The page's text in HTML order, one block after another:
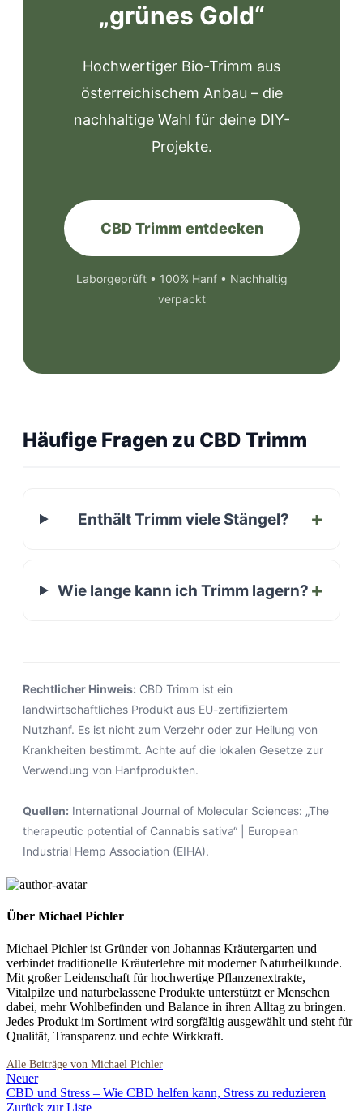
„grünes Gold“
Hochwertiger Bio-Trimm aus
österreichischem Anbau – die
nachhaltige Wahl für deine DIY-
Projekte.
CBD Trimm entdecken
Laborgeprüft • 100% Hanf • Nachhaltig
verpackt
Häufige Fragen zu CBD Trimm
Enthält Trimm viele Stängel?
Wie lange kann ich Trimm lagern?
Rechtlicher Hinweis: CBD Trimm ist ein
landwirtschaftliches Produkt aus EU-zertifiziertem
Nutzhanf. Es ist nicht zum Verzehr oder zur Heilung von
Krankheiten bestimmt. Achte auf die lokalen Gesetze zur
Verwendung von Hanfprodukten.
Quellen: International Journal of Molecular Sciences: „The
therapeutic potential of Cannabis sativa“ | European
Industrial Hemp Association (EIHA).
Über Michael Pichler
Michael Pichler ist Gründer von Johannas Kräutergarten und
verbindet traditionelle Kräuterlehre mit moderner Naturheilkunde.
Mit großer Leidenschaft für hochwertige Pflanzenextrakte,
Vitalpilze und naturbelassene Produkte unterstützt er Menschen
dabei, mehr Wohlbefinden und Balance in ihren Alltag zu bringen.
Jedes Produkt im Sortiment wird sorgfältig ausgewählt und steht für
Qualität, Transparenz und echte Wirkkraft.
Neuer
CBD und Stress – Wie CBD helfen kann, Stress zu reduzieren
Zurück zur Liste